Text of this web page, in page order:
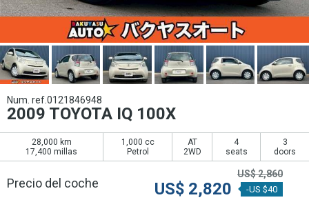
Num. ref.0121846948
2009 TOYOTA IQ 100X
28,000 km
17,400 millas
1,000 cc
Petrol
AT
2WD
4
seats
3
doors
Precio del coche
US$2,860
US$ 2,820 -US $40